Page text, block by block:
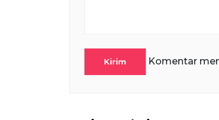
Kirim Komentar